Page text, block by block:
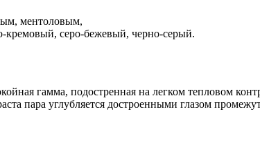
ментоловым,
серо-бежевый, черно-серый.
гамма, подостренная на легком тепловом
пара углубляется достроенными глазом